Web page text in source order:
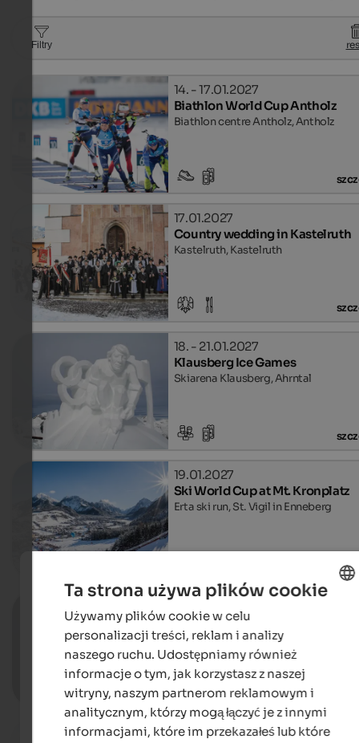
Filtry
14. - 17.01.2027
Biathlon World Cup Antholz
Biathlon centre Antholz, Antholz
17.01.2027
Country wedding in Kastelruth
Kastelruth, Kastelruth
18. - 21.01.2027
Klausberg Ice Games
Skiarena Klausberg, Ahrntal
19.01.2027
Ski World Cup at Mt. Kronplatz
Erta ski run, St. Vigil in Enneberg
22.01.2027
Moonlight Classic
Compatsch, Kastelruth
29. - 31.01.2027
Ta strona używa plików cookie
Używamy plików cookie w celu
personalizacji treści, reklam i analizy
naszego ruchu. Udostępniamy również
informacje o tym, jak korzystasz z naszej
witryny, naszym partnerom reklamowym i
analitycznym, którzy mogą łączyć je z innymi
informacjami, które im przekazałeś lub które